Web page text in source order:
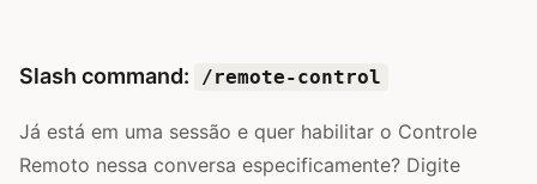
Slash command: /remote-control
Já está em uma sessão e quer habilitar o Controle
Remoto nessa conversa especificamente? Digite